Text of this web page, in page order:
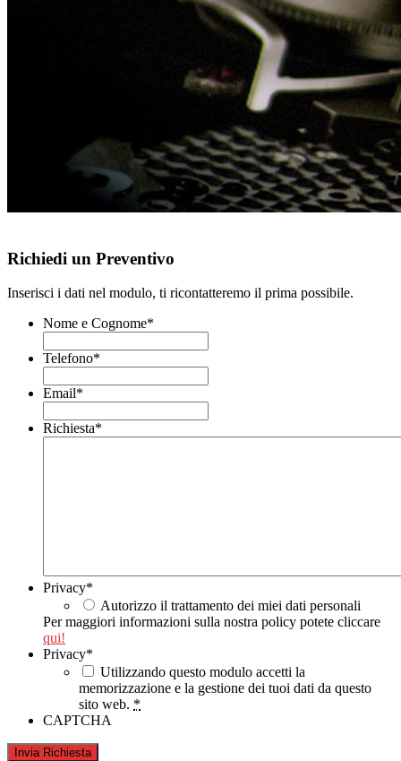
Richiedi un Preventivo
Inserisci i dati nel modulo, ti ricontatteremo il prima possibile.
Nome e Cognome*
Telefono*
Email*
Richiesta*
Privacy*
Autorizzo il trattamento dei miei dati personali
Per maggiori informazioni sulla nostra policy potete cliccare
qui!
Privacy*
Utilizzando questo modulo accetti la
memorizzazione e la gestione dei tuoi dati da questo
sito web. *
CAPTCHA